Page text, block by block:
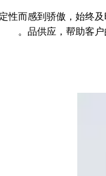
性而感到骄傲，始终
品供应，帮助客户